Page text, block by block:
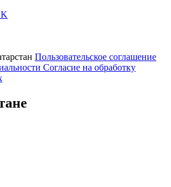
Пользовательское соглашение
Cогласие на обработку